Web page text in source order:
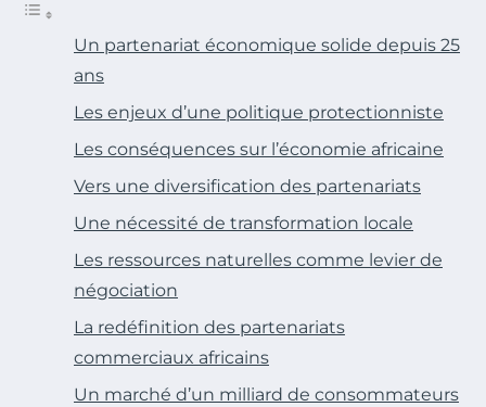
Un partenariat économique solide depuis 25
ans
Les enjeux d’une politique protectionniste
Les conséquences sur l’économie africaine
Vers une diversification des partenariats
Une nécessité de transformation locale
Les ressources naturelles comme levier de
négociation
La redéfinition des partenariats
commerciaux africains
Un marché d’un milliard de consommateurs